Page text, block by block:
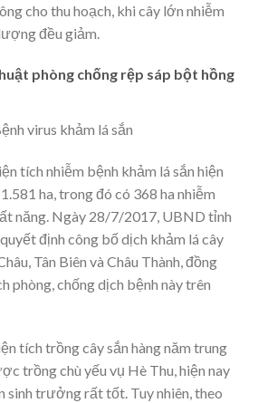
cho thu hoạch, khi cây lớn nhiễm
đều giảm.
phòng chống rệp sáp bột hồng
tích nhiễm bệnh khảm lá sắn hiện
ha, trong đó có 368 ha nhiễm
năng. Ngày 28/7/2017, UBND tỉnh
định công bố dịch khảm lá cây
Tân Biên và Châu Thành, đồng
phòng, chống dịch bệnh này trên
tích trồng cây sắn hàng năm trung
trồng chù yếu vụ Hè Thu, hiện nay
sinh trưởng rất tốt. Tuy nhiên, theo